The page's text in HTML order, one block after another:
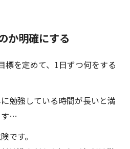
か明確にする
標を定めて、1日ずつ何をする
勉強している時間が長いと満
す…
です。